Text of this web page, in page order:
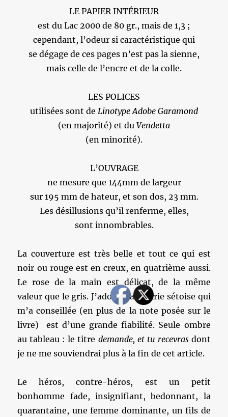
LE PAPIER INTÉRIEUR
est du Lac 2000 de 80 gr., mais de 1,3 ;
cependant, l’odeur si caractéristique qui
se dégage de ces pages n’est pas la sienne,
mais celle de l’encre et de la colle.
LES POLICES
utilisées sont de Linotype Adobe Garamond
(en majorité) et du Vendetta
(en minorité).
L’OUVRAGE
ne mesure que 144mm de largeur
sur 195 mm de hateur, et son dos, 23 mm.
Les désillusions qu’il renferme, elles,
sont innombrables.
La couverture est très belle et tout ce qui est
noir ou rouge est en creux, en quatrième aussi.
Le rose de la main est délicat, de la même
valeur que le gris. J’adore. La libairie sétoise qui
m’a conseillée (en plus de la note posée sur le
livre) est d’une grande fiabilité. Seule ombre
au tableau : le titre demande, et tu recevras dont
je ne me souviendrai plus à la fin de cet article.
Le héros, contre-héros, est un petit
bonhomme fade, insignifiant, bedonnant, la
quarantaine, une femme dominante, un fils de